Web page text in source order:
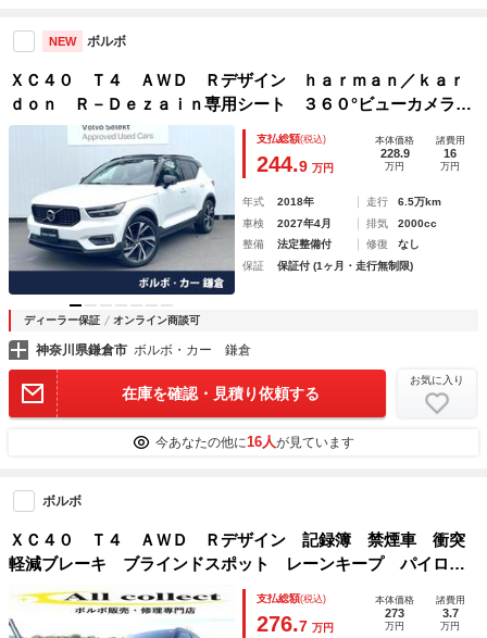
NEW ボルボ
ＸＣ４０ Ｔ４ ＡＷＤ Ｒデザイン ｈａｒｍａｎ／ｋａｒ
ｄｏｎ Ｒ－Ｄｅｚａｉｎ専用シート ３６０°ビューカメラ
禁煙車 メモリー機能付きパワーシート シートヒーター Ｂ
ｌｕｅｔｏｏｔｈ ＥＴＣ ルーフレール フルフラットシー
支払総額(税込)
244.9 万円
本体価格
228.9
万円
諸費用
16
万円
年式 2018年 走行
6.5万km
車検
2027年4月 排気
2000cc
整備
法定整備付 修復
なし
保証
保証付 (1ヶ月・走行無制限)
ディーラー保証 オンライン商談可
神奈川県鎌倉市 ボルボ・カー 鎌倉
在庫を確認・見積り依頼する
お気に入り
今あなたの他に16人が見ています
ボルボ
ＸＣ４０ Ｔ４ ＡＷＤ Ｒデザイン 記録簿 禁煙車 衝突
軽減ブレーキ ブラインドスポット レーンキープ パイロッ
トアシスト 直列４気筒２０００ＣＣターボ アイシン製８速
ＡＴ
支払総額(税込)
276.7 万円
本体価格
273
万円
諸費用
3.7
万円